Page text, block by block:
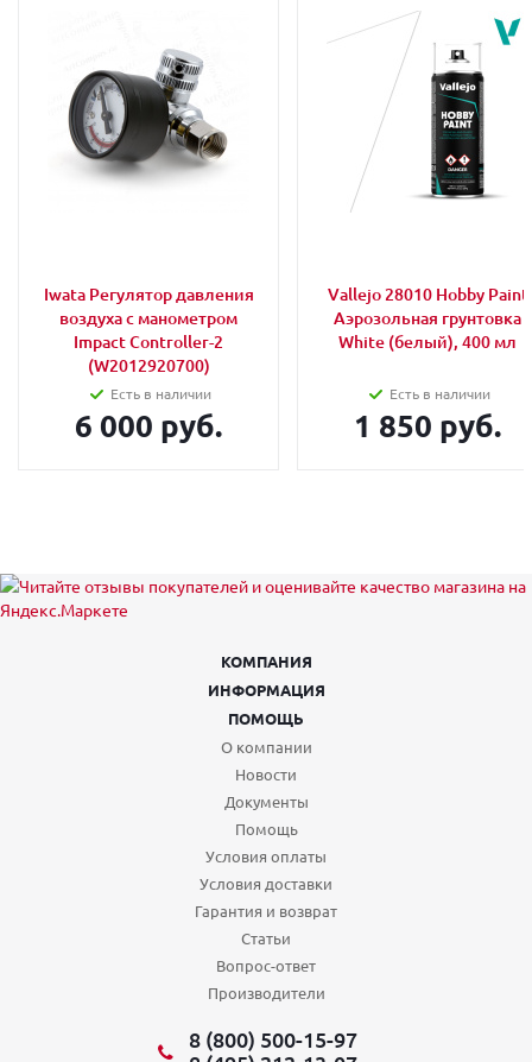
Iwata Регулятор давления
воздуха с манометром
Impact Controller-2
(W2012920700)
Есть в наличии
6 000 руб.
Vallejo 28010 Hobby Paint
Аэрозольная грунтовка
White (белый), 400 мл
Есть в наличии
1 850 руб.
КОМПАНИЯ
ИНФОРМАЦИЯ
ПОМОЩЬ
О компании
Новости
Документы
Помощь
Условия оплаты
Условия доставки
Гарантия и возврат
Статьи
Вопрос-ответ
Производители
8 (800) 500-15-97